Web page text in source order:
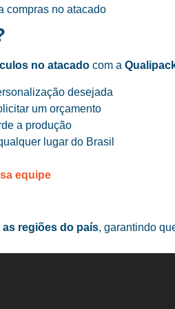
compras no atacado
no atacado com a
desejada
um orçamento
a produção
lugar do Brasil
equipe
as regiões do país, garantindo